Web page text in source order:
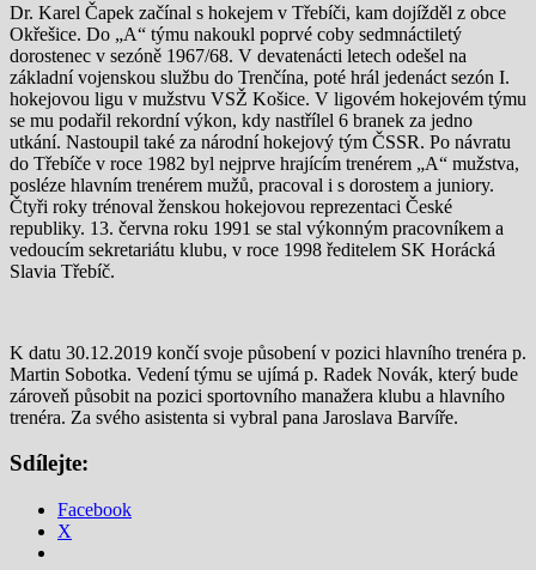
Dr. Karel Čapek začínal s hokejem v Třebíči, kam dojížděl z obce
Okřešice. Do „A“ týmu nakoukl poprvé coby sedmnáctiletý
dorostenec v sezóně 1967/68. V devatenácti letech odešel na
základní vojenskou službu do Trenčína, poté hrál jedenáct sezón I.
hokejovou ligu v mužstvu VSŽ Košice. V ligovém hokejovém týmu
se mu podařil rekordní výkon, kdy nastřílel 6 branek za jedno
utkání. Nastoupil také za národní hokejový tým ČSSR. Po návratu
do Třebíče v roce 1982 byl nejprve hrajícím trenérem „A“ mužstva,
posléze hlavním trenérem mužů, pracoval i s dorostem a juniory.
Čtyři roky trénoval ženskou hokejovou reprezentaci České
republiky. 13. června roku 1991 se stal výkonným pracovníkem a
vedoucím sekretariátu klubu, v roce 1998 ředitelem SK Horácká
Slavia Třebíč.
K datu 30.12.2019 končí svoje působení v pozici hlavního trenéra p.
Martin Sobotka. Vedení týmu se ujímá p. Radek Novák, který bude
zároveň působit na pozici sportovního manažera klubu a hlavního
trenéra. Za svého asistenta si vybral pana Jaroslava Barvíře.
Sdílejte:
Facebook
X